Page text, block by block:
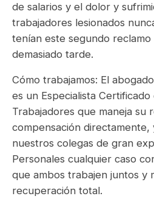
de salarios y el dolor y
trabajadores lesionados
tenían este segundo reclamo
demasiado tarde.
Cómo trabajamos: El
es un Especialista
Trabajadores que maneja su
compensación directamente,
nuestros colegas de gran
Personales cualquier caso
que ambos trabajen juntos y
recuperación total.